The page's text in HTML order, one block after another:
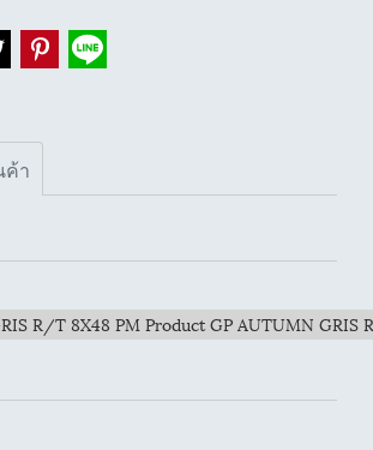
ค้า
R/T 8X48 PM Product GP AUTUMN GRIS